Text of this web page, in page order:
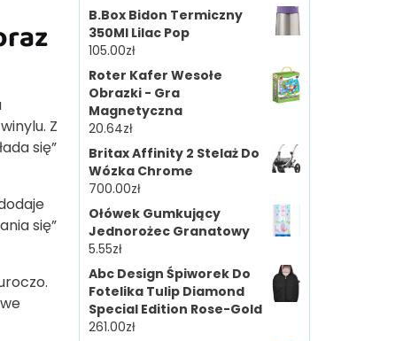
Z
się”
się”
B.Box Bidon Termiczny
350Ml Lilac Pop
105.00zł
Roter Kafer Wesołe
Obrazki - Gra
Magnetyczna
20.64zł
Britax Affinity 2 Stelaż Do
Wózka Chrome
700.00zł
Ołówek Gumkujący
Jednorożec Granatowy
5.55zł
Abc Design Śpiworek Do
Fotelika Tulip Diamond
Special Edition Rose-Gold
261.00zł